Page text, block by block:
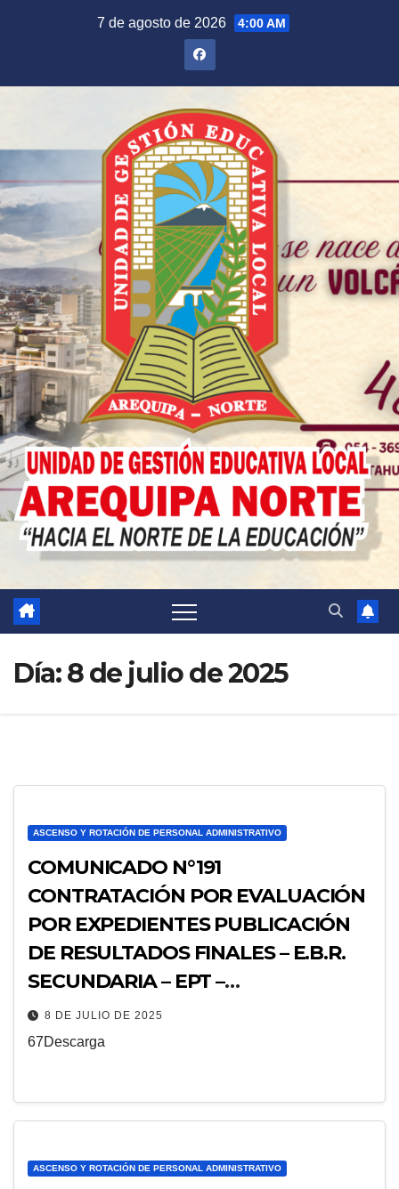
7 de agosto de 2026 4:00 AM
Día:8 de julio de 2025
ASCENSO Y ROTACIÓN DE PERSONAL ADMINISTRATIVO
COMUNICADO N°191
CONTRATACIÓN POR EVALUACIÓN
POR EXPEDIENTES PUBLICACIÓN
DE RESULTADOS FINALES – E.B.R.
SECUNDARIA – EPT –
ELECTRICIDAD
8 DE JULIO DE 2025
67Descarga
ASCENSO Y ROTACIÓN DE PERSONAL ADMINISTRATIVO